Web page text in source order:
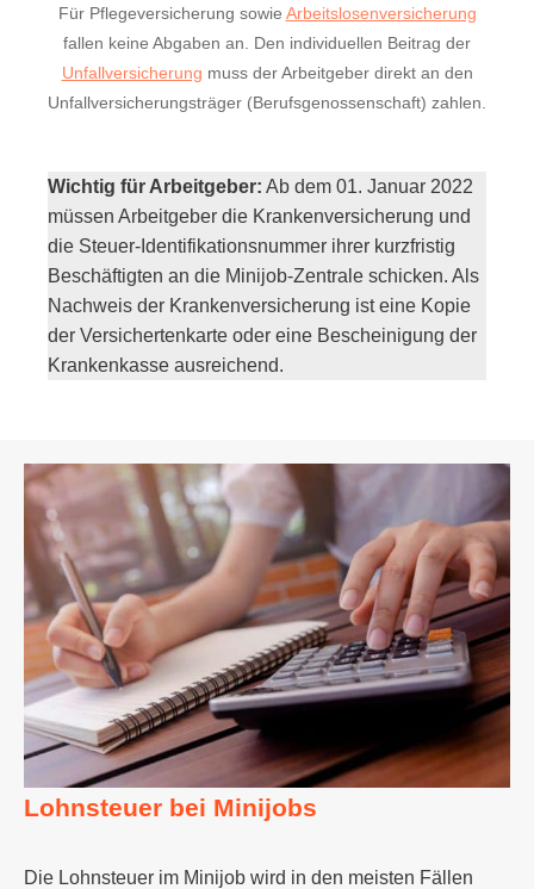
Für Pflegeversicherung sowie Arbeitslosenversicherung
fallen keine Abgaben an. Den individuellen Beitrag der
Unfallversicherung muss der Arbeitgeber direkt an den
Unfallversicherungsträger (Berufsgenossenschaft) zahlen.
Wichtig für Arbeitgeber: Ab dem 01. Januar 2022
müssen Arbeitgeber die Krankenversicherung und
die Steuer-Identifikationsnummer ihrer kurzfristig
Beschäftigten an die Minijob-Zentrale schicken. Als
Nachweis der Krankenversicherung ist eine Kopie
der Versichertenkarte oder eine Bescheinigung der
Krankenkasse ausreichend.
Lohnsteuer bei Minijobs
Die Lohnsteuer im Minijob wird in den meisten Fällen